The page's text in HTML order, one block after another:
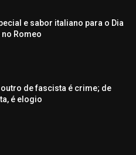
e sabor italiano para o Dia
Romeo
de fascista é crime; de
é elogio